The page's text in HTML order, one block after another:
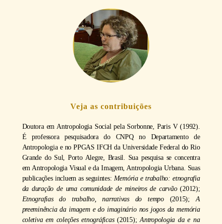
Veja as contribuições
Doutora em Antropologia Social pela Sorbonne, Paris V (1992).
É professora pesquisadora do CNPQ no Departamento de
Antropologia e no PPGAS IFCH da Universidade Federal do Rio
Grande do Sul, Porto Alegre, Brasil. Sua pesquisa se concentra
em Antropologia Visual e da Imagem, Antropologia Urbana. Suas
publicações incluem as seguintes: Memória e trabalho: etnografia
da duração de uma comunidade de mineiros de carvão(2012);
Etnografias do trabalho, narrativas do tempo(2015); A
preeminência da imagem e do imaginário nos jogos da memória
coletiva em coleções etnográficas(2015);Antropologia da e na